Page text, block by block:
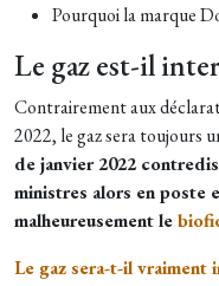
Pourquoi la marque
Le gaz est-il
Contrairement aux
2022, le gaz sera toujours
de janvier 2022
ministres alors en poste
malheureusement le
Le gaz sera-t-il vraiment